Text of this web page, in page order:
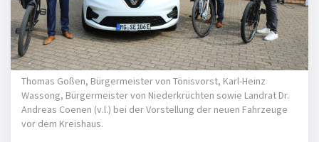
Thomas Goßen, Bürgermeister von Tönisvorst, Karl-Heinz
Wassong, Bürgermeister von Niederkrüchten sowie Landrat Dr.
Andreas Coenen (v.l.) bei der Vorstellung der neuen Fahrzeuge
vor dem Kreishaus.